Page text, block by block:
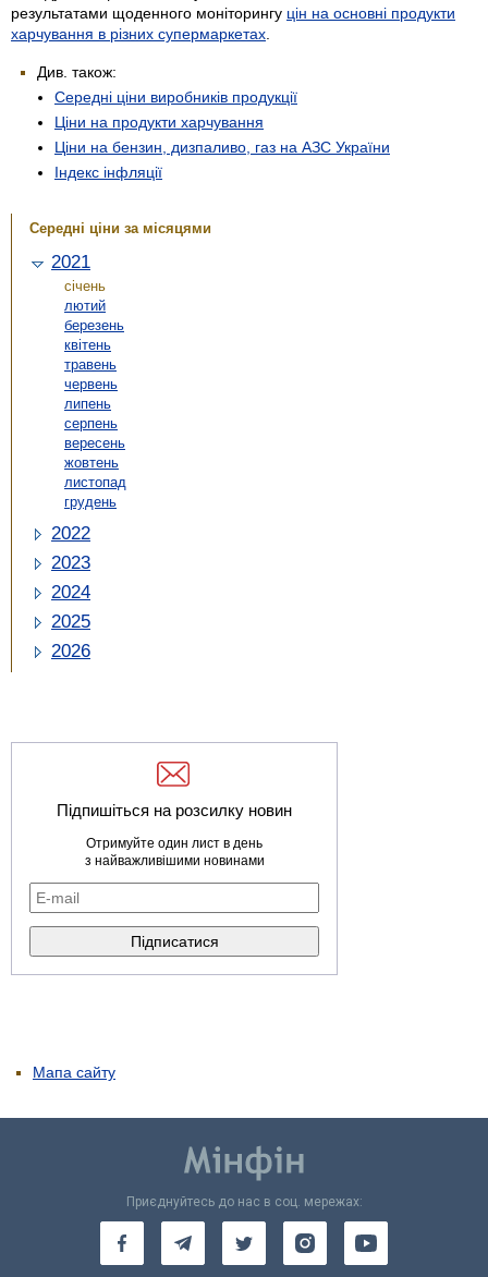
результатами щоденного моніторингу цін на основні продукти
харчування в різних супермаркетах
Див. також:
Середні ціни виробників продукції
Ціни на продукти харчування
Ціни на бензин, дизпаливо, газ на АЗС України
Індекс інфляції
Середні ціни за місяцями
2021
січень
лютий
березень
квітень
травень
червень
липень
серпень
вересень
жовтень
листопад
грудень
2022
2023
2024
2025
2026
Підпишіться на розсилку новин
Отримуйте один лист в день
з найважливішими новинами
Мапа сайту
Приєднуйтесь до нас в соц. мережах: